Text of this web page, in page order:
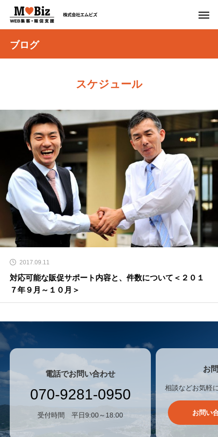
ブログ
スケジュール
2017.09.11
対応可能な販促サポート内容と、件数について＜２０１
７年９月～１０月＞
電話でお問い合わせ
070-9281-0950
受付時間 平日9:00～18:00
お
相談などお気軽
お問い